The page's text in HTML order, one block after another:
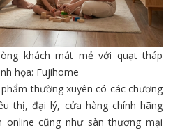
khách mát mẻ với quạt tháp
họa: Fujihome
thường xuyên có các chương
thị, đại lý, cửa hàng chính hãng
online cũng như sàn thương mại